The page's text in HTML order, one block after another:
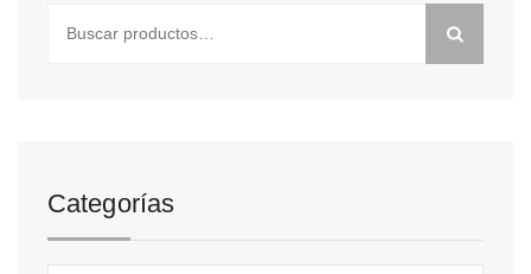
Categorías